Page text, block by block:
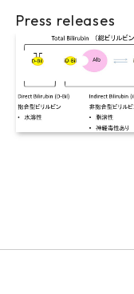
Press releases